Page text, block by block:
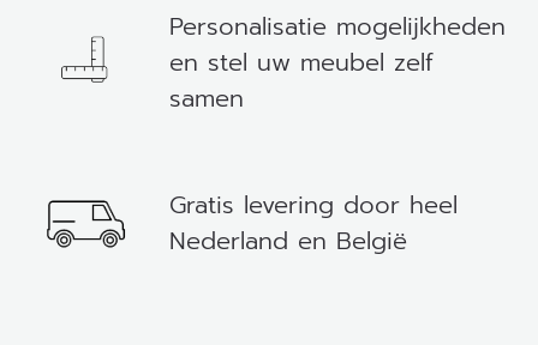
Personalisatie mogelijkheden
en stel uw meubel zelf
samen
Gratis levering door heel
Nederland en België